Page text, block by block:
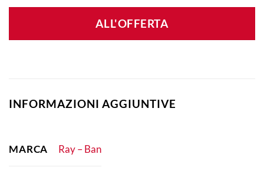
ALL'OFFERTA
INFORMAZIONI AGGIUNTIVE
MARCA Ray – Ban